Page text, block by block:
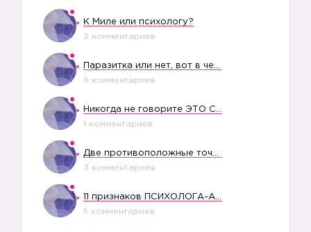
☑️
К Миле или психологу?
2 комментариев
6 комментариев
1 комментариев
3 комментариев
5 комментариев